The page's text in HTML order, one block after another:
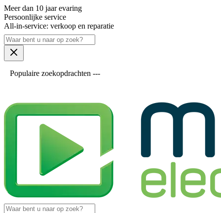
Meer dan 10 jaar evaring
Persoonlijke service
All-in-service: verkoop en reparatie
Populaire zoekopdrachten ---